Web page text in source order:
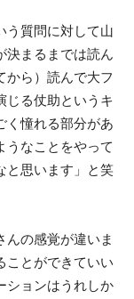
う質問に対して山
決まるまでは読ん
から）読んで大フ
じる仗助というキ
く憧れる部分があ
うなことをやって
と思います」と笑
んの感覚が違いま
ことができていい
ションはうれしか